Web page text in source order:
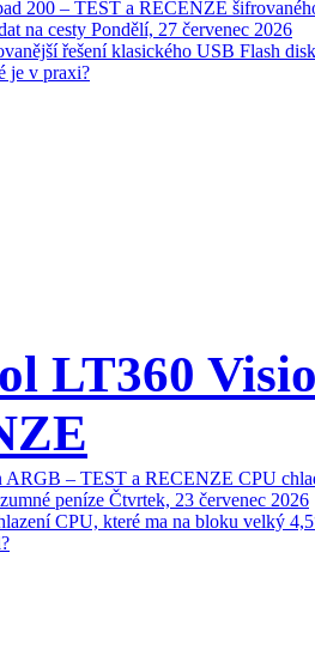
200 – TEST a RECENZE
na cesty Pondělí, 27 červenec 2026
řešení klasického USB Flash
je v praxi?
LT360
ARGB – TEST a RECENZE CPU
peníze Čtvrtek, 23 červenec 2026
CPU, které ma na bloku velký